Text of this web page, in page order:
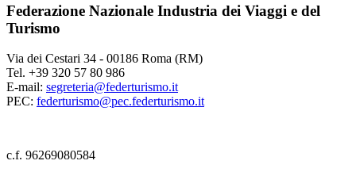
Federazione Nazionale Industria dei Viaggi e del
Turismo
Via dei Cestari 34 - 00186 Roma (RM)
Tel. +39 320 57 80 986
E-mail: segreteria@federturismo.it
PEC: federturismo@pec.federturismo.it
c.f. 96269080584